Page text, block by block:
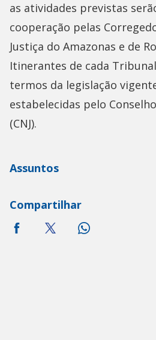
as atividades previstas
cooperação pelas
Justiça do Amazonas e de
Itinerantes de cada
termos da legislação
estabelecidas pelo
(CNJ).
Assuntos
Compartilhar